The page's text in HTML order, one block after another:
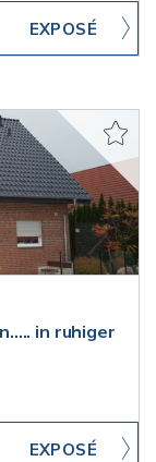
in ruhiger